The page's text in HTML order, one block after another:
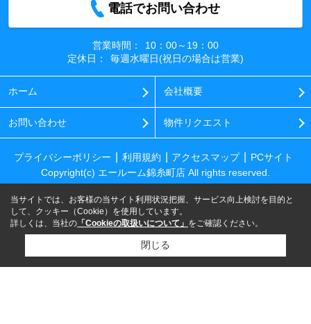
電話でお問い合わせ
営業時間：
10：00～19：00
定休日：
毎週水曜日(祝日の場合は営業)
ホーム 会社概要
お問い合わせ 物件リクエスト
プライバシーポリシー 利用規約 アクセスマップ
PCサイト
Copyright(c) エールーム錦糸町店 All rights reserved.
当サイトでは、お客様の当サイト利用状況把握、サービス向上検討を目的と
して、クッキー（Cookie）を使用しています。
詳しくは、当社の 「Cookieの取扱いについて」 をご確認ください。
閉じる